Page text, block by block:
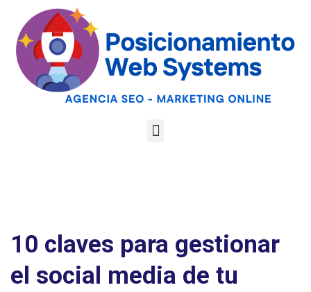
10 claves para gestionar
el social media de tu
Optimiza tu web
para las AI
Google
Overviews y los
LLMs
Analiza tu web gratis